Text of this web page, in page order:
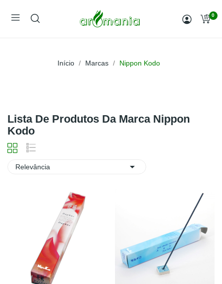
0
Início Marcas Nippon Kodo
Lista De Produtos Da Marca Nippon
Kodo
Relevância 